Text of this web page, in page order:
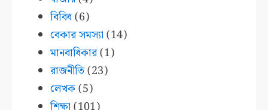
বিবিধ(6)
বেকার সমস্যা (14)
মানবাধিকার(1)
রাজনীতি(23)
লেখক(5)